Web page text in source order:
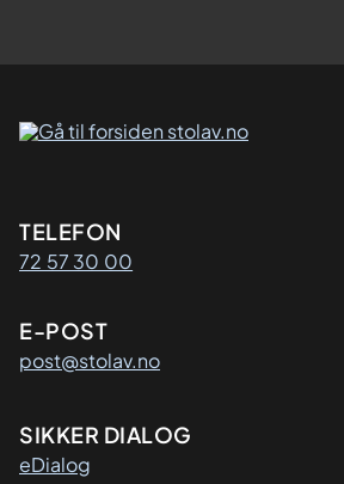
Kontaktinformasjon
TELEFON
72 57 30 00
E-POST
post@stolav.no
SIKKER DIALOG
eDialog